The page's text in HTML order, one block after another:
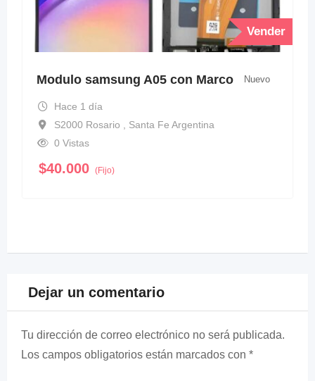
Vender
Modulo samsung A05 con Marco Nuevo
Hace 1 día
S2000 Rosario , Santa Fe Argentina
0 Vistas
$40.000 (Fijo)
Dejar un comentario
Tu dirección de correo electrónico no será publicada.
Los campos obligatorios están marcados con *